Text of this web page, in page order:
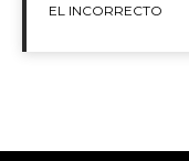
EL INCORRECTO